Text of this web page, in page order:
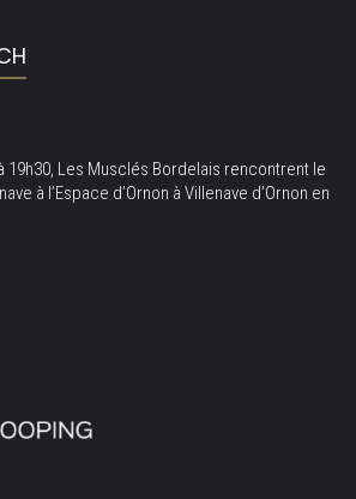
19h30, Les Musclés Bordelais rencontrent le
à l’Espace d’Ornon à Villenave d’Ornon en